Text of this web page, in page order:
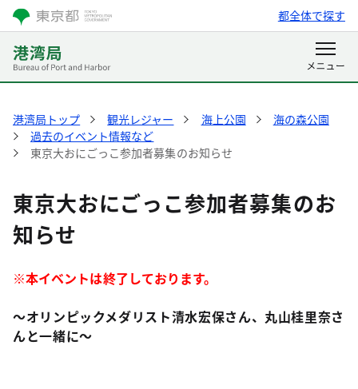
都全体で探す
港湾局トップ 観光レジャー 海上公園
海の森公園
過去のイベント情報など
東京大おにごっこ参加者募集のお知らせ
東京大おにごっこ参加者募集のお
知らせ
※本イベントは終了しております。
～オリンピックメダリスト清水宏保さん、丸山桂里奈さ
んと一緒に～